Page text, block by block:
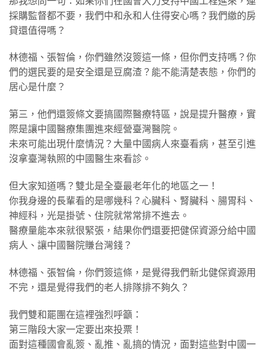
採購監督都不要，我們中和永和人住得安心嗎？我們繳的房
貸還值得嗎？
​林德福、張智倫，你們雖然沒簽這一條，但你們支持嗎？你
們的選民要的是安全還是豆腐渣？能不能清楚表態，你們的
居心是什麼？
​第三，他們還簽條文要搞國際醫療特區，說是提升醫療，實
際是讓中國醫療集團進來經營臺灣醫院。
未來可能出現什麼情況？大量中國病人來臺看病，甚至引進
沒拿臺灣執照的中國醫生來看診。
​但大家知道嗎？雙北是全臺最老年化的地區之一！
你我身邊的長輩看的是哪幾科？心臟科、腎臟科、腸胃科、
神經科，光是掛號、住院就常常排不進去。
醫療量能本來就很緊張，結果你們還要把健保資源分給中國
病人、讓中國醫院賺台灣錢？
​林德福、張智倫，你們簽這條，是覺得我們新北健保資源用
不完，還是覺得我們的老人排隊排不夠久？
​我們雙和罷團在這裡強烈呼籲：
第三階段大家一定要出來投票！
面對這種國會亂簽、亂推、亂搞的情況，面對這些對中國一